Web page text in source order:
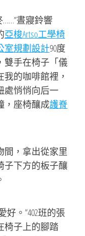
……”晝寢鈴響
亞梭Artso工學椅
室規劃設計90度
雙手在椅子「儀
的咖啡館裡，
處悄悄向后一
，座椅釀成護脊
間，拿出從家里
子下方的板子釀
。”402班的張
椅子上的腳踏